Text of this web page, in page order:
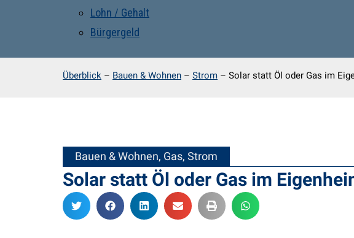
Lohn / Gehalt
Bürgergeld
Überblick – Bauen & Wohnen – Strom – Solar statt Öl oder Gas im
Bauen & Wohnen, Gas, Strom
Solar statt Öl oder Gas im